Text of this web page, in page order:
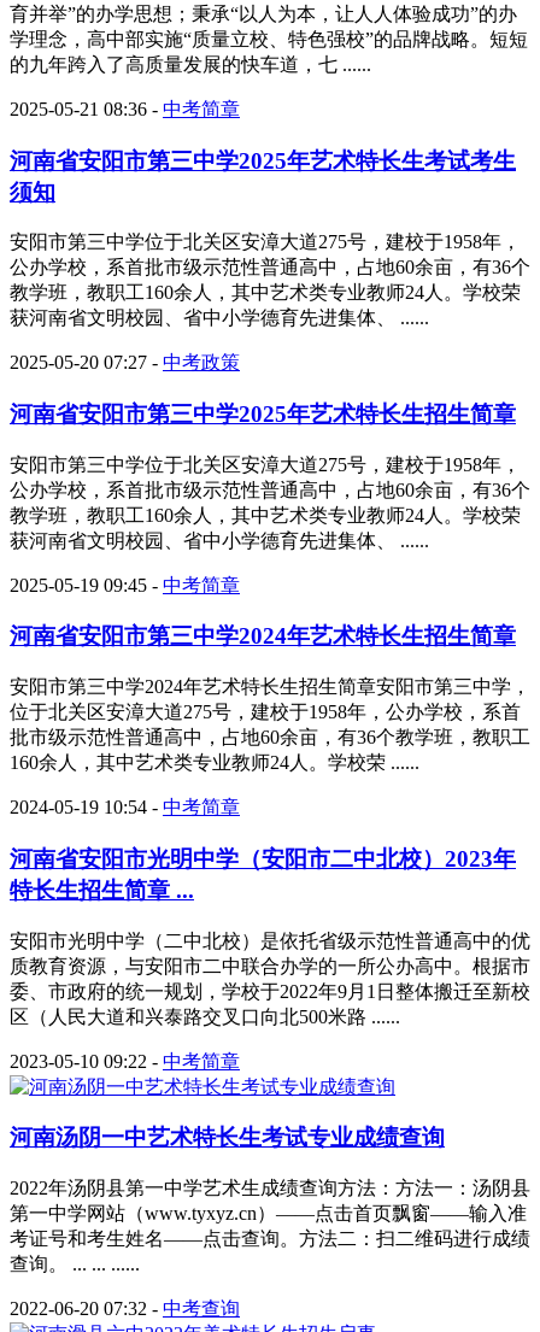
育并举”的办学思想；秉承“以人为本，让人人体验成功”的办
学理念，高中部实施“质量立校、特色强校”的品牌战略。短短
的九年跨入了高质量发展的快车道，七 ......
2025-05-21 08:36 - 中考简章
河南省安阳市第三中学2025年艺术特长生考试考生
须知
安阳市第三中学位于北关区安漳大道275号，建校于1958年，
公办学校，系首批市级示范性普通高中，占地60余亩，有36个
教学班，教职工160余人，其中艺术类专业教师24人。学校荣
获河南省文明校园、省中小学德育先进集体、 ......
2025-05-20 07:27 - 中考政策
河南省安阳市第三中学2025年艺术特长生招生简章
安阳市第三中学位于北关区安漳大道275号，建校于1958年，
公办学校，系首批市级示范性普通高中，占地60余亩，有36个
教学班，教职工160余人，其中艺术类专业教师24人。学校荣
获河南省文明校园、省中小学德育先进集体、 ......
2025-05-19 09:45 - 中考简章
河南省安阳市第三中学2024年艺术特长生招生简章
安阳市第三中学2024年艺术特长生招生简章安阳市第三中学，
位于北关区安漳大道275号，建校于1958年，公办学校，系首
批市级示范性普通高中，占地60余亩，有36个教学班，教职工
160余人，其中艺术类专业教师24人。学校荣 ......
2024-05-19 10:54 - 中考简章
河南省安阳市光明中学（安阳市二中北校）2023年
特长生招生简章 ...
安阳市光明中学（二中北校）是依托省级示范性普通高中的优
质教育资源，与安阳市二中联合办学的一所公办高中。根据市
委、市政府的统一规划，学校于2022年9月1日整体搬迁至新校
区（人民大道和兴泰路交叉口向北500米路 ......
2023-05-10 09:22 - 中考简章
河南汤阴一中艺术特长生考试专业成绩查询
2022年汤阴县第一中学艺术生成绩查询方法：方法一：汤阴县
第一中学网站（www.tyxyz.cn）——点击首页飘窗——输入准
考证号和考生姓名——点击查询。方法二：扫二维码进行成绩
查询。 ... ... ......
2022-06-20 07:32 - 中考查询